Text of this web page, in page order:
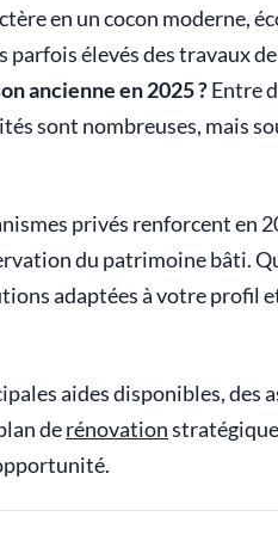
en un cocon moderne,
parfois élevés des travaux de
ancienne en 2025 ?Entre
sont nombreuses, mais
privés renforcent en
du patrimoine bâti.
adaptées à votre profil
aides disponibles, des
derénovation